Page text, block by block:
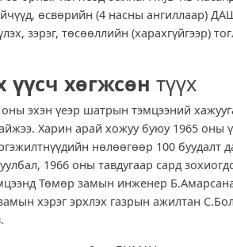
өсвөрийн (4 насны ангиллаар)
зэрэг, төсөөллийн (харахгүйгээр)
үүсч хөгжсөнтүүх
эхэн үеэр шатрын тэмцээний
Харин арай хожуу буюу 1965 оны
нөлөөгөөр 100 буудалт
1966 оны тавдугаар сард
Төмөр замын инженер
хэрэг эрхлэх газрын ажилтан